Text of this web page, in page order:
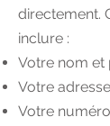
directement.
inclure :
Votre nom et
Votre
Votre